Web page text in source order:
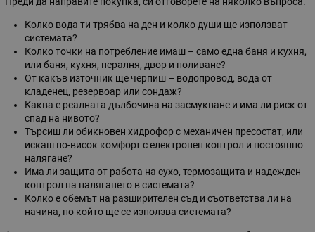
Колко вода ти трябва на ден и колко души ще използват
системата?
Колко точки на потребление имаш – само една баня и кухня,
или баня, кухня, пералня, двор и поливане?
От какъв източник ще черпиш – водопровод, вода от
кладенец, резервоар или сондаж?
Каква е реалната дълбочина на засмукване и има ли риск от
спад на нивото?
Търсиш ли обикновен хидрофор с механичен пресостат, или
искаш по-висок комфорт с електронен контрол и постоянно
налягане?
Има ли защита от работа на сухо, термозащита и надежден
контрол на налягането в системата?
Колко е обемът на разширителен съд и съответства ли на
начина, по който ще се използва системата?